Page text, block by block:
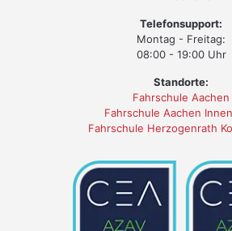
Telefonsupport:
Montag - Freitag:
08:00 - 19:00 Uhr
Standorte:
Fahrschule Aachen
Fahrschule Aachen
Fahrschule Herzogenrath